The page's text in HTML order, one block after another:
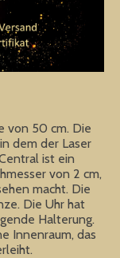
von 50 cm. Die
dem der Laser
ist ein
von 2 cm,
macht. Die
Die Uhr hat
Halterung.
Innenraum, das